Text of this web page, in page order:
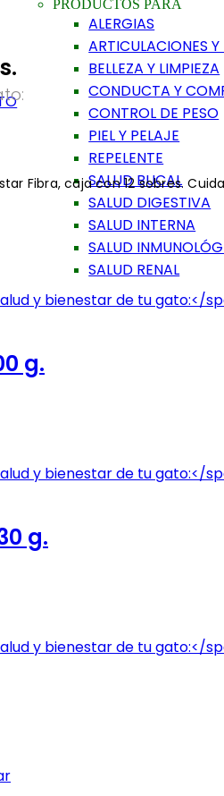
PRODUCTOS PARA
ALERGIAS
ARTICULACIONES
BELLEZA Y LIMPIEZA
CONDUCTA Y
CONTROL DE PESO
PIEL Y PELAJE
REPELENTE
SALUD BUCAL
SALUD DIGESTIVA
SALUD INTERNA
SALUD
SALUD RENAL
Fibra, caja con 12 sobres.
g.
g.